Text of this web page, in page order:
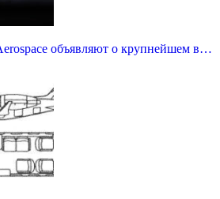
объявляют о крупнейшем в…